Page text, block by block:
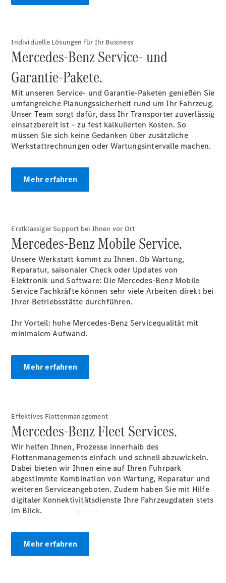
Vito
Kastenwagen
eVito
Kastenwagen
- elektrisch
Vito Mixto
Vito Tourer
eVito
Tourer -
Citan
Citan
Kastenwagen
eCitan
Kastenwagen
- elektrisch
Citan
Tourer
Tourer -
elektrisch
Umbaulösungen
Junge
Sterne
Services
Individuelle Lösungen für Ihr Business
Mercedes-Benz Service- und
Garantie-Pakete.
Mit unseren Service- und Garantie-Paketen genießen Sie
umfangreiche Planungssicherheit rund um Ihr Fahrzeug.
Unser Team sorgt dafür, dass Ihr Transporter zuverlässig
einsatzbereit ist – zu fest kalkulierten Kosten. So
müssen Sie sich keine Gedanken über zusätzliche
Werkstattrechnungen oder Wartungsintervalle machen.
Mehr erfahren
Erstklassiger Support bei Ihnen vor Ort
Mercedes-Benz Mobile Service.
Unsere Werkstatt kommt zu Ihnen. Ob Wartung,
Reparatur, saisonaler Check oder Updates von
Elektronik und Software: Die Mercedes-Benz Mobile
Service Fachkräfte können sehr viele Arbeiten direkt bei
Ihrer Betriebsstätte durchführen.
Ihr Vorteil: hohe Mercedes-Benz Servicequalität mit
minimalem Aufwand.
Mehr erfahren
Effektives Flottenmanagement
Mercedes-Benz Fleet Services.
Wir helfen Ihnen, Prozesse innerhalb des
Flottenmanagements einfach und schnell abzuwickeln.
Dabei bieten wir Ihnen eine auf Ihren Fuhrpark
abgestimmte Kombination von Wartung, Reparatur und
weiteren Serviceangeboten. Zudem haben Sie mit Hilfe
digitaler Konnektivitätsdienste Ihre Fahrzeugdaten stets
im Blick.
Mehr erfahren